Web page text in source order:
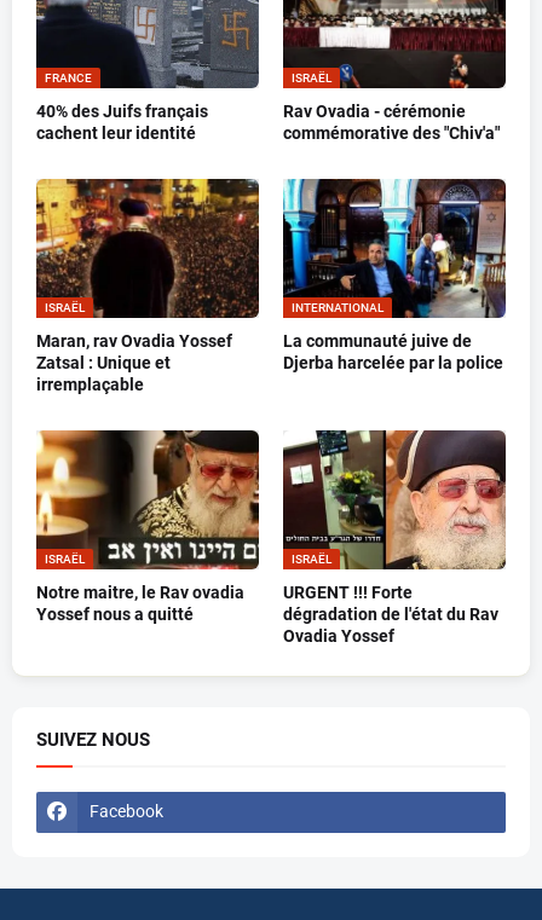
FRANCE
40% des Juifs français
cachent leur identité
ISRAËL
Rav Ovadia - cérémonie
commémorative des "Chiv'a"
ISRAËL
Maran, rav Ovadia Yossef
Zatsal : Unique et
irremplaçable
INTERNATIONAL
La communauté juive de
Djerba harcelée par la police
ISRAËL
Notre maitre, le Rav ovadia
Yossef nous a quitté
ISRAËL
URGENT !!! Forte
dégradation de l'état du Rav
Ovadia Yossef
SUIVEZ NOUS
Facebook